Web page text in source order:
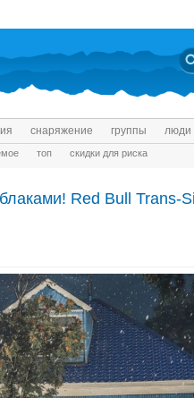
снаряжение группы люди
топ скидки для риска
Red Bull Trans-